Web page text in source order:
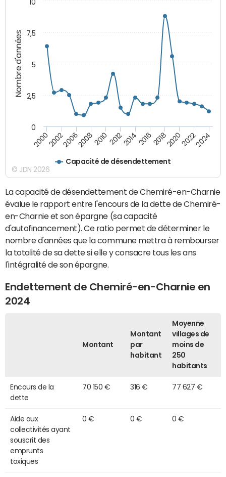
Nombre d'années
Capacité de désendettement
20002002200620082010 2012201420162018202020222024
0
2,5
5
7,5
10
© JDN 2026
La capacité de désendettement de Chemiré-en-Charnie
évalue le rapport entre l'encours de la dette de Chemiré-
en-Charnie et son épargne (sa capacité
d'autofinancement). Ce ratio permet de déterminer le
nombre d'années que la commune mettra à rembourser
la totalité de sa dette si elle y consacre tous les ans
l'intégralité de son épargne.
Endettement de Chemiré-en-Charnie en
2024
Montant
Montant
par
habitant
Moyenne
villages de
moins de
250
habitants
Encours de la
dette
70 150 € 316 € 77 627 €
Aide aux
collectivités ayant
souscrit des
emprunts
toxiques
0 € 0 € 0 €